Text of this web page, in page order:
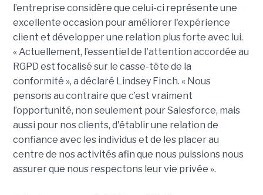
l’entreprise considère que celui-ci représente une
excellente occasion pour améliorer l'expérience
client et développer une relation plus forte avec lui.
« Actuellement, l’essentiel de l'attention accordée au
RGPD est focalisé sur le casse-tête de la
conformité », a déclaré Lindsey Finch. « Nous
pensons au contraire que c’est vraiment
l’opportunité, non seulement pour Salesforce, mais
aussi pour nos clients, d'établir une relation de
confiance avec les individus et de les placer au
centre de nos activités afin que nous puissions nous
assurer que nous respectons leur vie privée ».